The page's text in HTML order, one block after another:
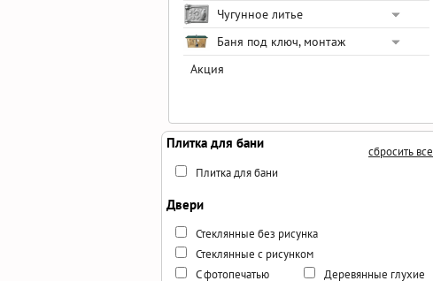
Чугунное литье
Баня под ключ, монтаж
Акция
сбросить все
Плитка для бани
Плитка для бани
Двери
Стеклянные без рисунка
Стеклянные с рисунком
С фотопечатью
Деревянные глухие